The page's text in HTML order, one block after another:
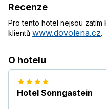
Recenze
Pro tento hotel nejsou
klientů www.dovolena.cz.
O hotelu
Hotel Sonngastein